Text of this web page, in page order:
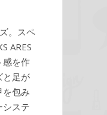
。スペ
ARES
感を作
と足が
を包み
システ